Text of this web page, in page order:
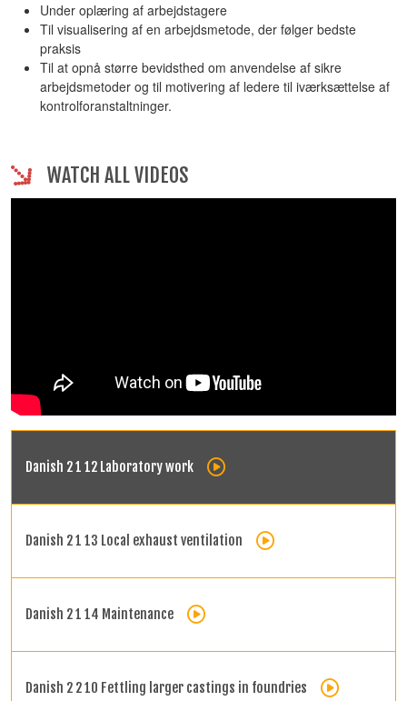
Under oplæring af arbejdstagere
Til visualisering af en arbejdsmetode, der følger bedste
praksis
Til at opnå større bevidsthed om anvendelse af sikre
arbejdsmetoder og til motivering af ledere til iværksættelse af
kontrolforanstaltninger.
WATCH ALL VIDEOS
Danish 2 1 12 Laboratory work
Danish 2 1 13 Local exhaust ventilation
Danish 2 1 14 Maintenance
Danish 2 2 10 Fettling larger castings in foundries